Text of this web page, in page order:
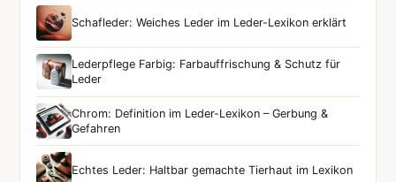
Schafleder: Weiches Leder im Leder-Lexikon erklärt
Lederpflege Farbig: Farbauffrischung & Schutz für
Leder
Chrom: Definition im Leder-Lexikon – Gerbung &
Gefahren
Echtes Leder: Haltbar gemachte Tierhaut im Lexikon